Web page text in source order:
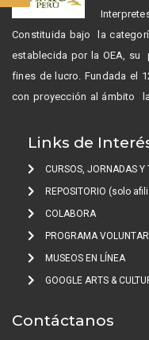
Constituida bajo la
establecida por la OEA, su
fines de lucro. Fundada el
con proyección al ámbito
Links de
CURSOS, JORNADAS Y
REPOSITORIO (solo
COLABORA
PROGRAMA
MUSEOS EN LÍNEA
GOOGLE ARTS &
Contáctanos